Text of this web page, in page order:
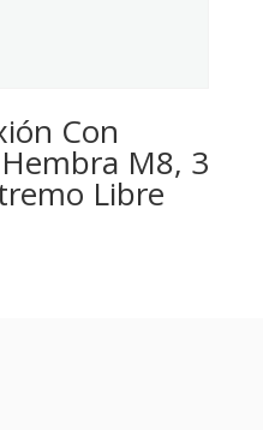
Con
M8, 3
Libre